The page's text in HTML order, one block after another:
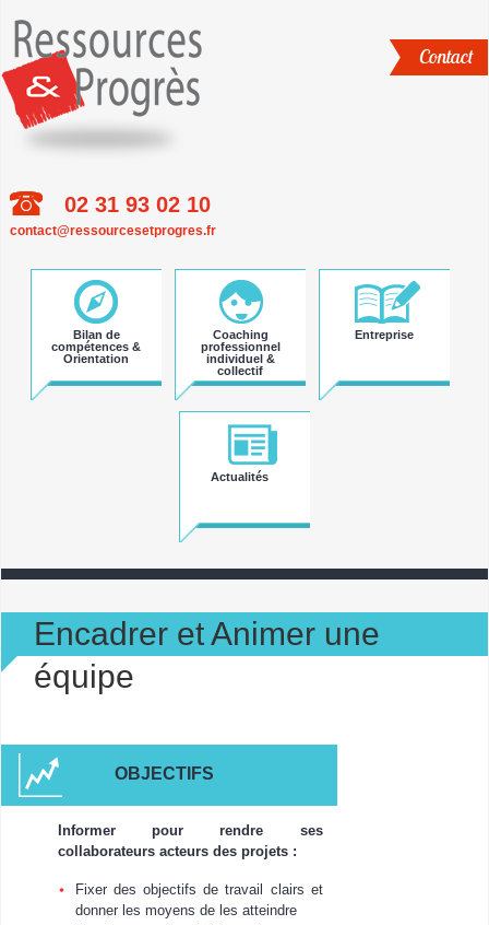
02 31 93 02 10
contact@ressourcesetprogres.fr
Contact
Aller
au
contenu
Bilan de
compétences &
Orientation
Coaching
professionnel
individuel &
collectif
Entreprise
Actualités
Encadrer et Animer une
équipe
OBJECTIFS
Informer pour rendre ses
collaborateurs acteurs des projets :
Fixer des objectifs de travail clairs et
donner les moyens de les atteindre